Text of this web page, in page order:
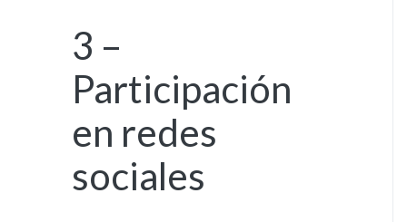
3 –
Participación
en redes
sociales